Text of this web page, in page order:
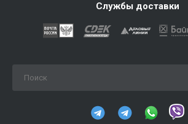
Службы доставки